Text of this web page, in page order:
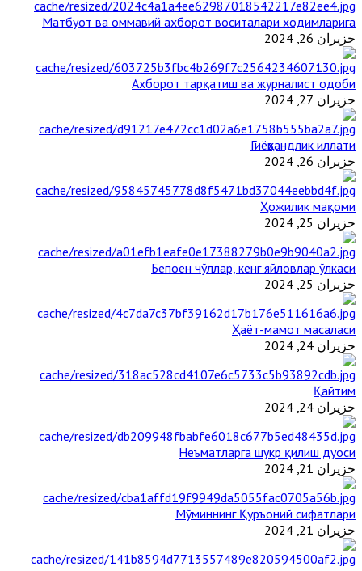
Матбуот ва оммавий ахборот воситалари ходимларига
حزيران 26, 2024
Ахборот тарқатиш ва журналист одоби
حزيران 27, 2024
Гиёҳвандлик иллати
حزيران 26, 2024
Ҳожилик мақоми
حزيران 25, 2024
Бепоён чўллар, кенг яйловлар ўлкаси
حزيران 25, 2024
Ҳаёт-мамот масаласи
حزيران 24, 2024
Қайтим
حزيران 24, 2024
Неъматларга шукр қилиш дуоси
حزيران 21, 2024
Мўминнинг Қуръоний сифатлари
حزيران 21, 2024